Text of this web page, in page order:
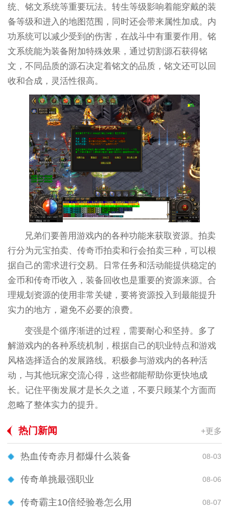
统、铭文系统等重要玩法。转生等级影响着能穿戴的装
备等级和进入的地图范围，同时还会带来属性加成。内
功系统可以减少受到的伤害，在战斗中有重要作用。铭
文系统能为装备附加特殊效果，通过切割源石获得铭
文，不同品质的源石决定着铭文的品质，铭文还可以回
收和合成，灵活性很高。
兄弟们要善用游戏内的各种功能来获取资源。拍卖
行分为元宝拍卖、传奇币拍卖和行会拍卖三种，可以根
据自己的需求进行交易。日常任务和活动能提供稳定的
金币和传奇币收入，装备回收也是重要的资源来源。合
理规划资源的使用非常关键，要将资源投入到最能提升
实力的地方，避免不必要的浪费。
变强是个循序渐进的过程，需要耐心和坚持。多了
解游戏内的各种系统机制，根据自己的职业特点和游戏
风格选择适合的发展路线。积极参与游戏内的各种活
动，与其他玩家交流心得，这些都能帮助你更快地成
长。记住平衡发展才是长久之道，不要只顾某个方面而
忽略了整体实力的提升。
热门新闻 +更多
热血传奇赤月都爆什么装备 08-03
传奇单挑最强职业 08-06
传奇霸主10倍经验卷怎么用 08-07